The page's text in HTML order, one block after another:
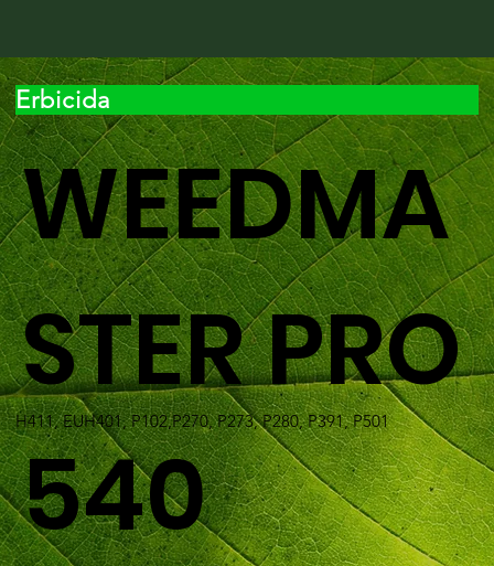
H411, EUH401, P102,P270, P273, P280, P391, P501
WEEDMA
STER PRO
540
Erbicida